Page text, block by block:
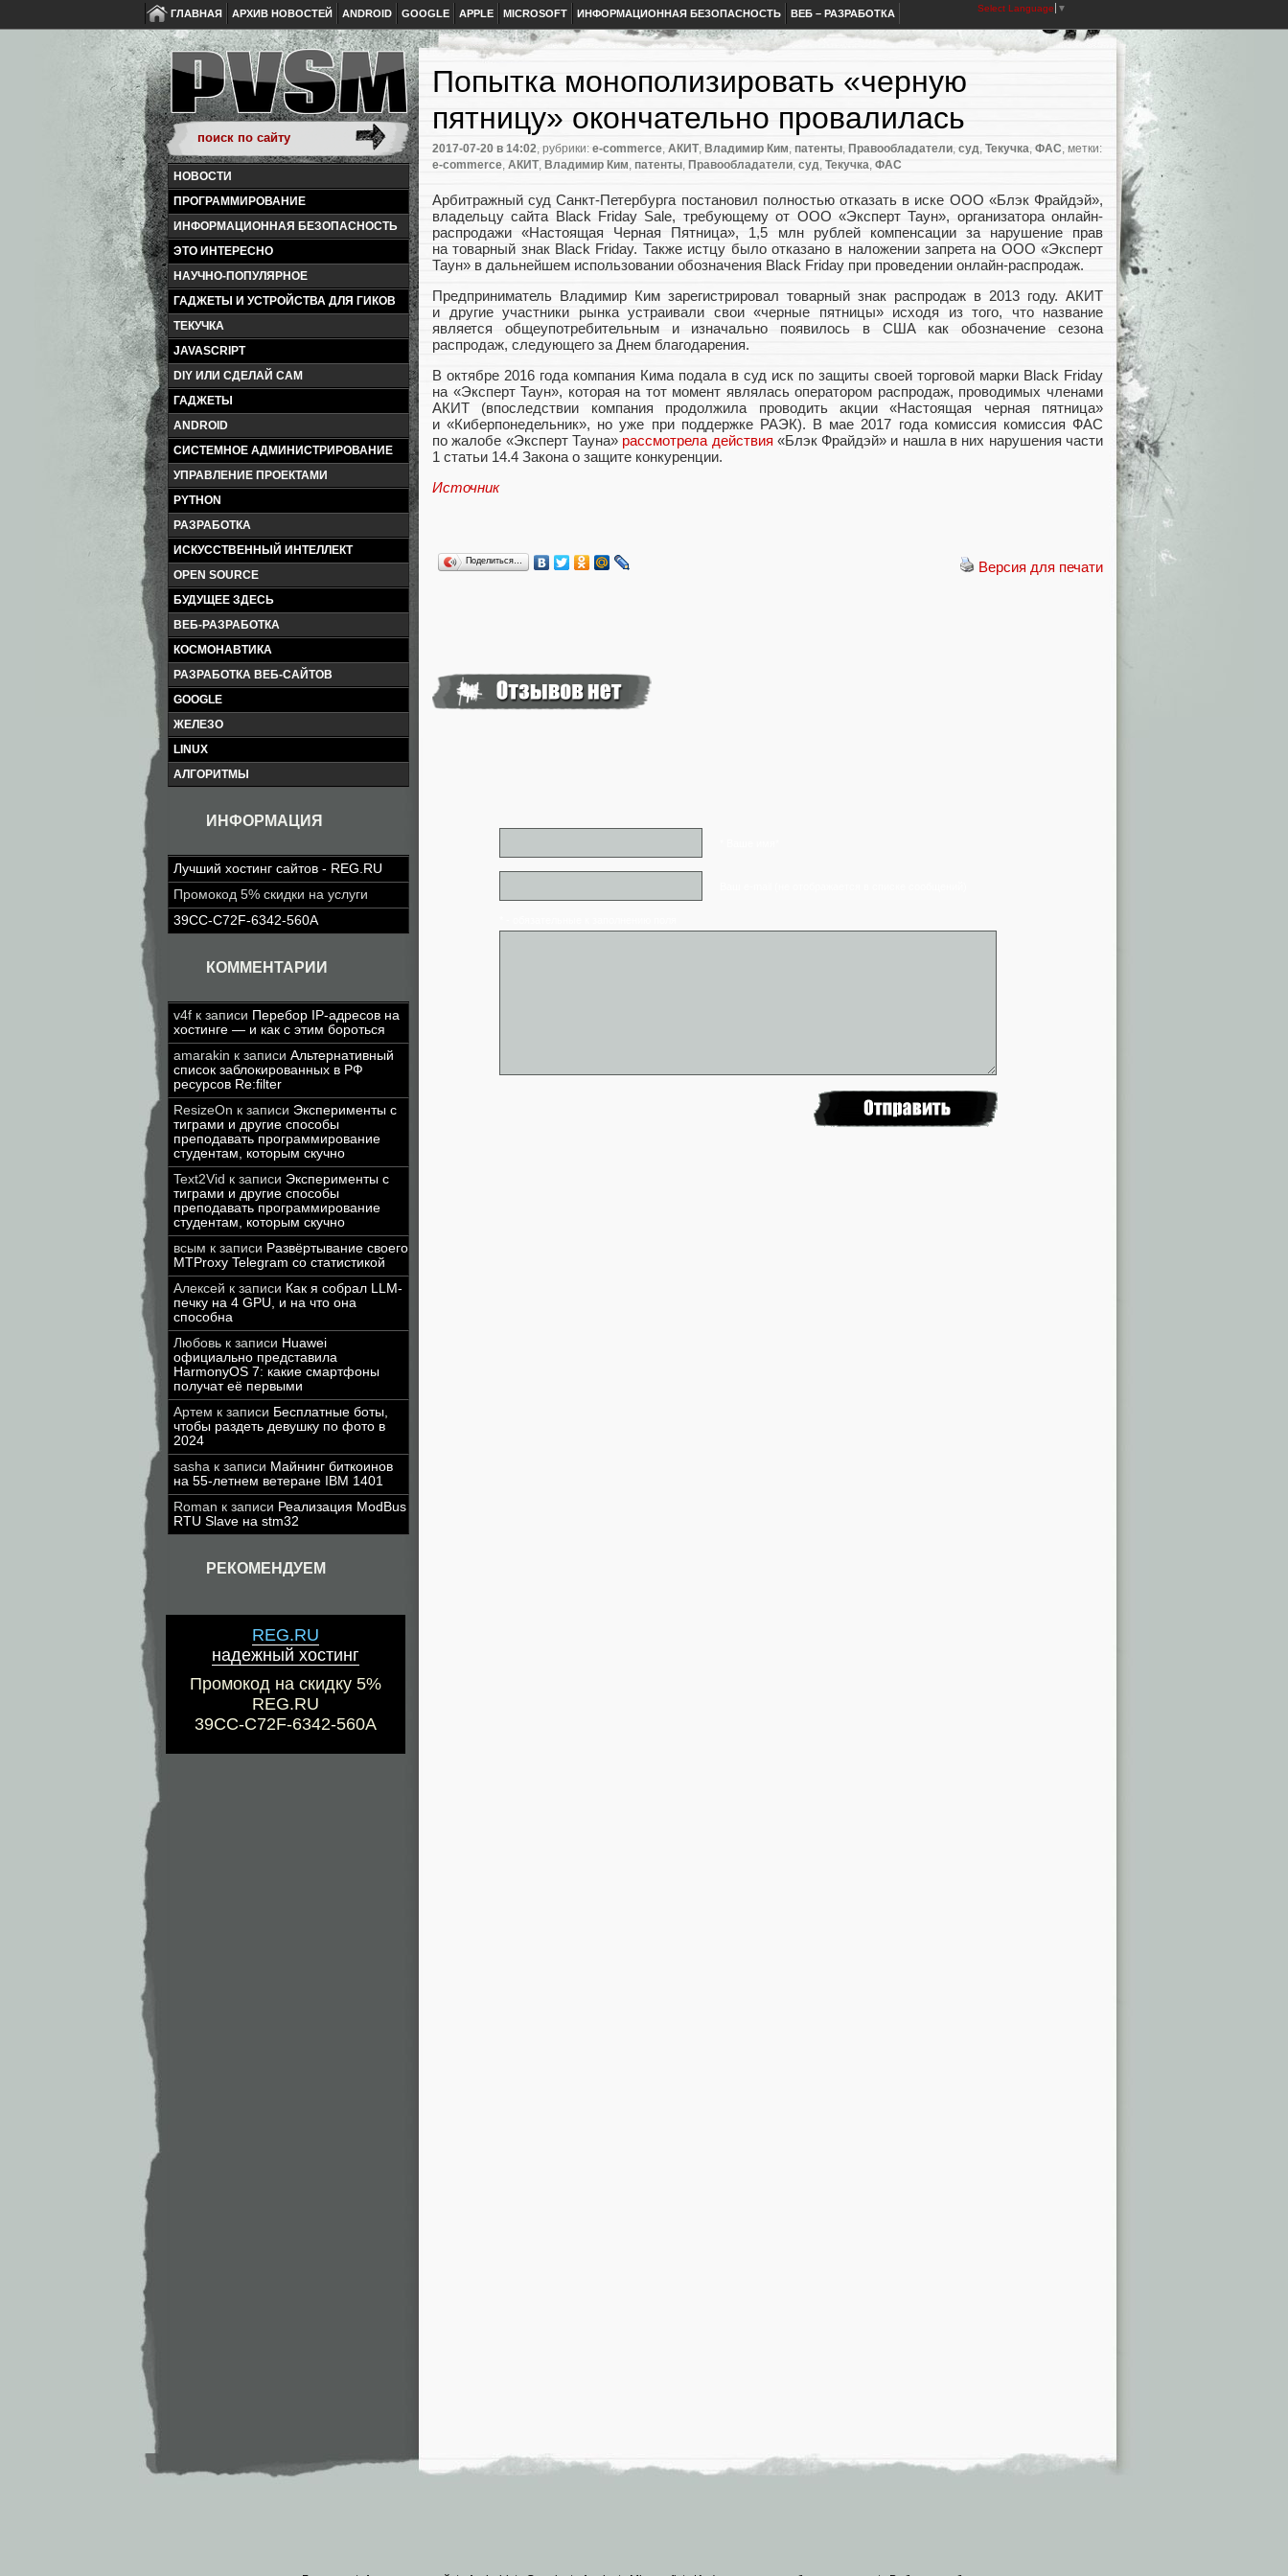
ГЛАВНАЯ АРХИВ НОВОСТЕЙ ANDROID GOOGLE APPLE MICROSOFT ИНФОРМАЦИОННАЯ БЕЗОПАСНОСТЬ ВЕБ – РАЗРАБОТКА Select Language ▼
НОВОСТИ
ПРОГРАММИРОВАНИЕ
ИНФОРМАЦИОННАЯ БЕЗОПАСНОСТЬ
ЭТО ИНТЕРЕСНО
НАУЧНО-ПОПУЛЯРНОЕ
ГАДЖЕТЫ И УСТРОЙСТВА ДЛЯ ГИКОВ
ТЕКУЧКА
JAVASCRIPT
DIY ИЛИ СДЕЛАЙ САМ
ГАДЖЕТЫ
ANDROID
СИСТЕМНОЕ АДМИНИСТРИРОВАНИЕ
УПРАВЛЕНИЕ ПРОЕКТАМИ
PYTHON
РАЗРАБОТКА
ИСКУССТВЕННЫЙ ИНТЕЛЛЕКТ
OPEN SOURCE
БУДУЩЕЕ ЗДЕСЬ
ВЕБ-РАЗРАБОТКА
КОСМОНАВТИКА
РАЗРАБОТКА ВЕБ-САЙТОВ
GOOGLE
ЖЕЛЕЗО
LINUX
АЛГОРИТМЫ
ИНФОРМАЦИЯ
Лучший хостинг сайтов - REG.RU
Промокод 5% скидки на услуги
39CC-C72F-6342-560A
КОММЕНТАРИИ
v4f к записи Перебор IP-адресов на
хостинге — и как с этим бороться
amarakin к записи Альтернативный
список заблокированных в РФ
ресурсов Re:filter
ResizeOn к записи Эксперименты с
тиграми и другие способы
преподавать программирование
студентам, которым скучно
Text2Vid к записи Эксперименты с
тиграми и другие способы
преподавать программирование
студентам, которым скучно
всым к записи Развёртывание своего
MTProxy Telegram со статистикой
Алексей к записи Как я собрал LLM-
печку на 4 GPU, и на что она
способна
Любовь к записи Huawei
официально представила
HarmonyOS 7: какие смартфоны
получат её первыми
Артем к записи Бесплатные боты,
чтобы раздеть девушку по фото в
2024
sasha к записи Майнинг биткоинов
на 55-летнем ветеране IBM 1401
Roman к записи Реализация ModBus
RTU Slave на stm32
РЕКОМЕНДУЕМ
REG.RU
надежный хостинг
Промокод на скидку 5%
REG.RU
39CC-C72F-6342-560A
Попытка монополизировать «черную
пятницу» окончательно провалилась
2017-07-20 в 14:02, рубрики: e-commerce, АКИТ, Владимир Ким, патенты, Правообладатели, суд, Текучка, ФАС, метки:
e-commerce, АКИТ, Владимир Ким, патенты, Правообладатели, суд, Текучка, ФАС
Арбитражный cуд Санкт-Петербурга постановил полностью отказать в иске ООО «Блэк Фрайдэй»,
владельцу сайта Black Friday Sale, требующему от ООО «Эксперт Таун», организатора онлайн-
распродажи «Настоящая Черная Пятница», 1,5 млн рублей компенсации за нарушение прав
на товарный знак Black Friday. Также истцу было отказано в наложении запрета на ООО «Эксперт
Таун» в дальнейшем использовании обозначения Black Friday при проведении онлайн-распродаж.
Предприниматель Владимир Ким зарегистрировал товарный знак распродаж в 2013 году. АКИТ
и другие участники рынка устраивали свои «черные пятницы» исходя из того,
что название
является общеупотребительным и изначально появилось в США как обозначение сезона
распродаж, следующего за Днем благодарения.
В октябре 2016 года компания Кима подала в суд иск по защиты своей торговой марки Black Friday
на «Эксперт Таун», которая на тот момент являлась оператором распродаж, проводимых членами
АКИТ
(впоследствии компания продолжила проводить акции «Настоящая черная пятница»
и «Киберпонедельник», но уже при поддержке РАЭК). В мае 2017 года комиссия комиссия ФАС
по жалобе «Эксперт Тауна» рассмотрела действия «Блэк Фрайдэй» и нашла в них нарушения части
1 статьи 14.4 Закона о защите конкуренции.
Источник
Версия для печати
Поделиться…